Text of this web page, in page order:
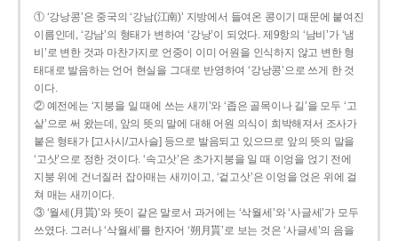
① ‘강낭콩’은 중국의 ‘강남(江南)’ 지방에서 들여온 콩이기 때문에 붙여진
이름인데, ‘강남’의 형태가 변하여 ‘강낭’이 되었다. 제9항의 ‘남비’가 ‘냄
비’로 변한 것과 마찬가지로 언중이 이미 어원을 인식하지 않고 변한 형
태대로 발음하는 언어 현실을 그대로 반영하여 ‘강낭콩’으로 쓰게 한 것
이다.
② 예전에는 ‘지붕을 일 때에 쓰는 새끼’와 ‘좁은 골목이나 길’을 모두 ‘고
샅’으로 써 왔는데, 앞의 뜻의 말에 대해 어원 의식이 희박해져서 조사가
붙은 형태가 [고사시/고사슬] 등으로 발음되고 있으므로 앞의 뜻의 말을
‘고삿’으로 정한 것이다. ‘속고삿’은 초가지붕을 일 때 이엉을 얹기 전에
지붕 위에 건너질러 잡아매는 새끼이고, ‘겉고삿’은 이엉을 얹은 위에 걸
쳐 매는 새끼이다.
③ ‘월세(月貰)’와 뜻이 같은 말로서 과거에는 ‘삭월세’와 ‘사글세’가 모두
쓰였다. 그러나 ‘삭월세’를 한자어 ‘朔月貰’로 보는 것은 ‘사글세’의 음을